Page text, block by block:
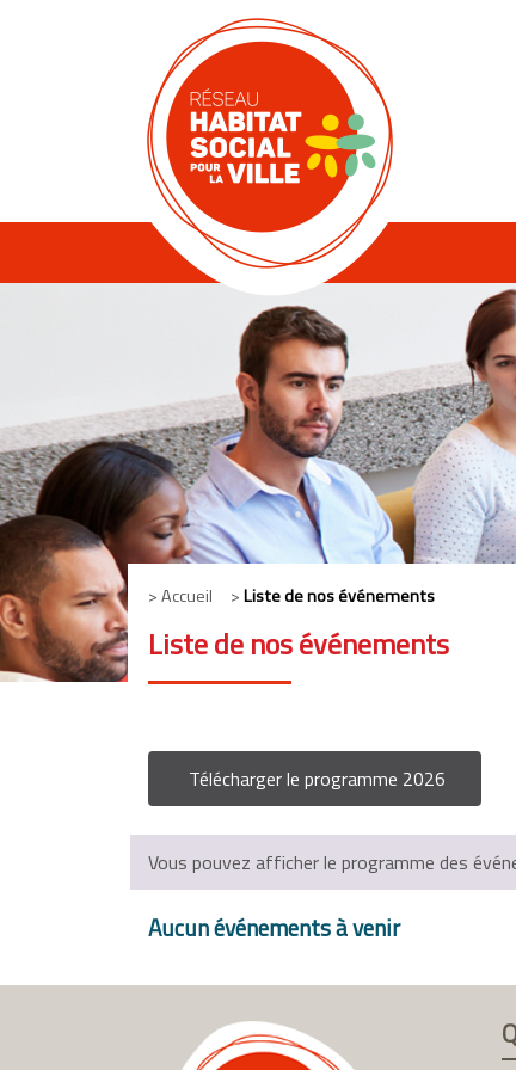
> Accueil >Liste de nos événements
Liste de nos événements
Télécharger le programme 2026
Vous pouvez afficher le programme des
Aucun événements à venir